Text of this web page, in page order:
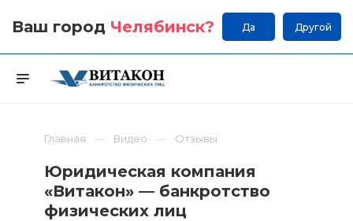
Ваш город Челябинск? Да Другой
Главная Видео Отзывы
Юридическая компания
«Витакон» — банкротство
физических лиц